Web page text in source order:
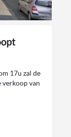
17u zal de
verkoop van